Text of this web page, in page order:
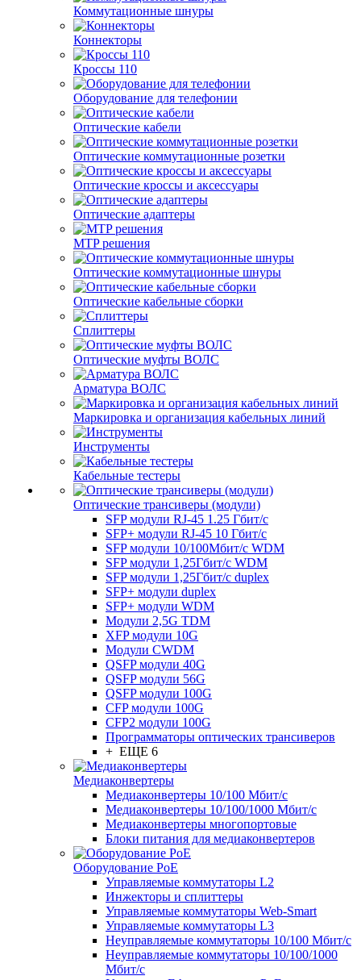
Коммутационные шнуры
Коннекторы
Кроссы 110
Оборудование для телефонии
Оптические кабели
Оптические коммутационные розетки
Оптические кроссы и аксессуары
Оптические адаптеры
MTP решения
Оптические коммутационные шнуры
Оптические кабельные сборки
Сплиттеры
Оптические муфты ВОЛС
Арматура ВОЛС
Маркировка и организация кабельных линий
Инструменты
Кабельные тестеры
Оптические трансиверы (модули)
SFP модули RJ-45 1.25 Гбит/c
SFP+ модули RJ-45 10 Гбит/c
SFP модули 10/100Мбит/с WDM
SFP модули 1,25Гбит/с WDM
SFP модули 1,25Гбит/с duplex
SFP+ модули duplex
SFP+ модули WDM
Модули 2,5G TDM
XFP модули 10G
Модули CWDM
QSFP модули 40G
QSFP модули 56G
QSFP модули 100G
CFP модули 100G
CFP2 модули 100G
Программаторы оптических трансиверов
+ ЕЩЕ 6
Медиаконвертеры
Медиаконвертеры 10/100 Мбит/с
Медиаконвертеры 10/100/1000 Мбит/c
Медиаконвертеры многопортовые
Блоки питания для медиаконвертеров
Оборудование PoE
Управляемые коммутаторы L2
Инжекторы и сплиттеры
Управляемые коммутаторы Web-Smart
Управляемые коммутаторы L3
Неуправляемые коммутаторы 10/100 Мбит/с
Неуправляемые коммутаторы 10/100/1000
Мбит/с